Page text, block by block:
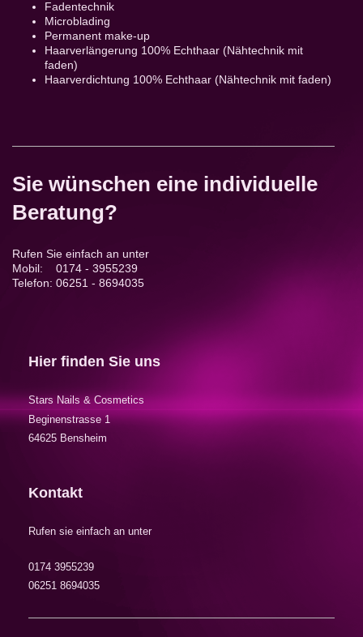
Fadentechnik
Microblading
Permanent make-up
Haarverlängerung 100% Echthaar (Nähtechnik mit
faden)
Haarverdichtung 100% Echthaar (Nähtechnik mit faden)
Sie wünschen eine individuelle
Beratung?
Rufen Sie einfach an unter
Mobil: 0174 - 3955239
Telefon: 06251 - 8694035
Hier finden Sie uns
Stars Nails & Cosmetics
Beginenstrasse 1
64625 Bensheim
Kontakt
Rufen sie einfach an unter
0174 3955239
06251 8694035